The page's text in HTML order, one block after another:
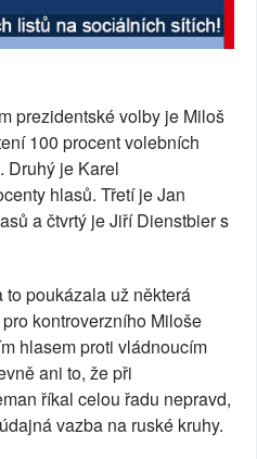
prezidentské volby je Miloš
100 procent volebních
Druhý je Karel
hlasů. Třetí je Jan
a čtvrtý je Jiří Dienstbier s
to poukázala už některá
kontroverzního Miloše
hlasem proti vládnoucím
ani to, že při
říkal celou řadu nepravd,
vazba na ruské kruhy.